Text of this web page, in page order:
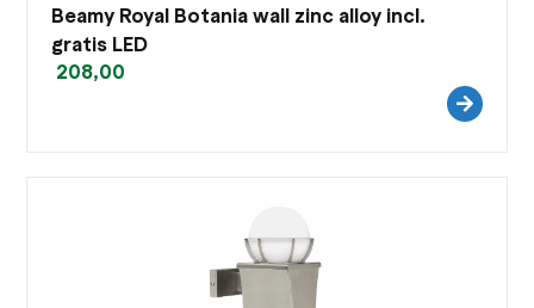
Beamy Royal Botania wall zinc alloy incl.
gratis LED
208,00